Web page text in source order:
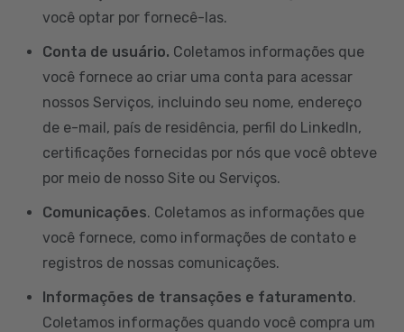
você optar por fornecê-las.
Conta de usuário. Coletamos informações que
você fornece ao criar uma conta para acessar
nossos Serviços, incluindo seu nome, endereço
de e-mail, país de residência, perfil do LinkedIn,
certificações fornecidas por nós que você obteve
por meio de nosso Site ou Serviços.
Comunicações. Coletamos as informações que
você fornece, como informações de contato e
registros de nossas comunicações.
Informações de transações e faturamento.
Coletamos informações quando você compra um